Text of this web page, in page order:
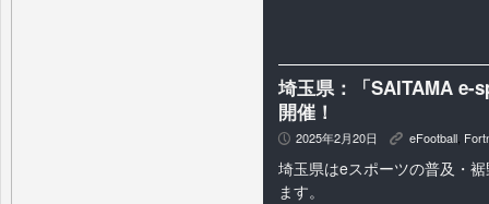
埼玉県：「SAITAMA e-
開催！
P 2025年2月20日 K eFootball,
埼玉県はeスポーツの普及・
ます。